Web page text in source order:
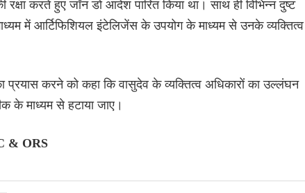
करते हुए जॉन डो आदेश पारित किया था। साथ ही विभिन्न दुष्ट
में आर्टिफिशियल इंटेलिजेंस के उपयोग के माध्यम से उनके व्यक्तित्व
करने को कहा कि वासुदेव के व्यक्तित्व अधिकारों का उल्लंघन
के माध्यम से हटाया जाए।
& ORS